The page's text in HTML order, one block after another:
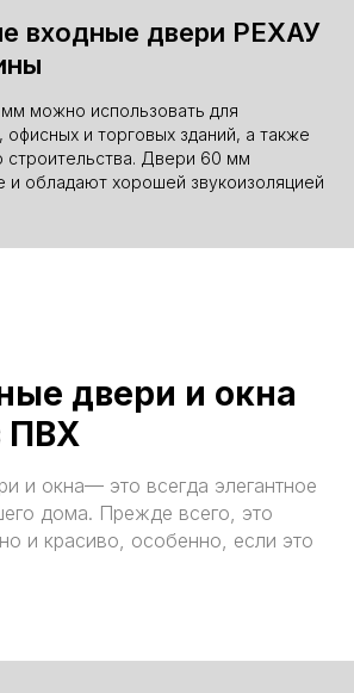
входные двери РЕХАУ
можно использовать для
офисных и торговых зданий, а также
строительства. Двери 60 мм
и обладают хорошей звукоизоляцией
двери и окна
ПВХ
и окна— это всегда элегантное
дома. Прежде всего, это
и красиво, особенно, если это